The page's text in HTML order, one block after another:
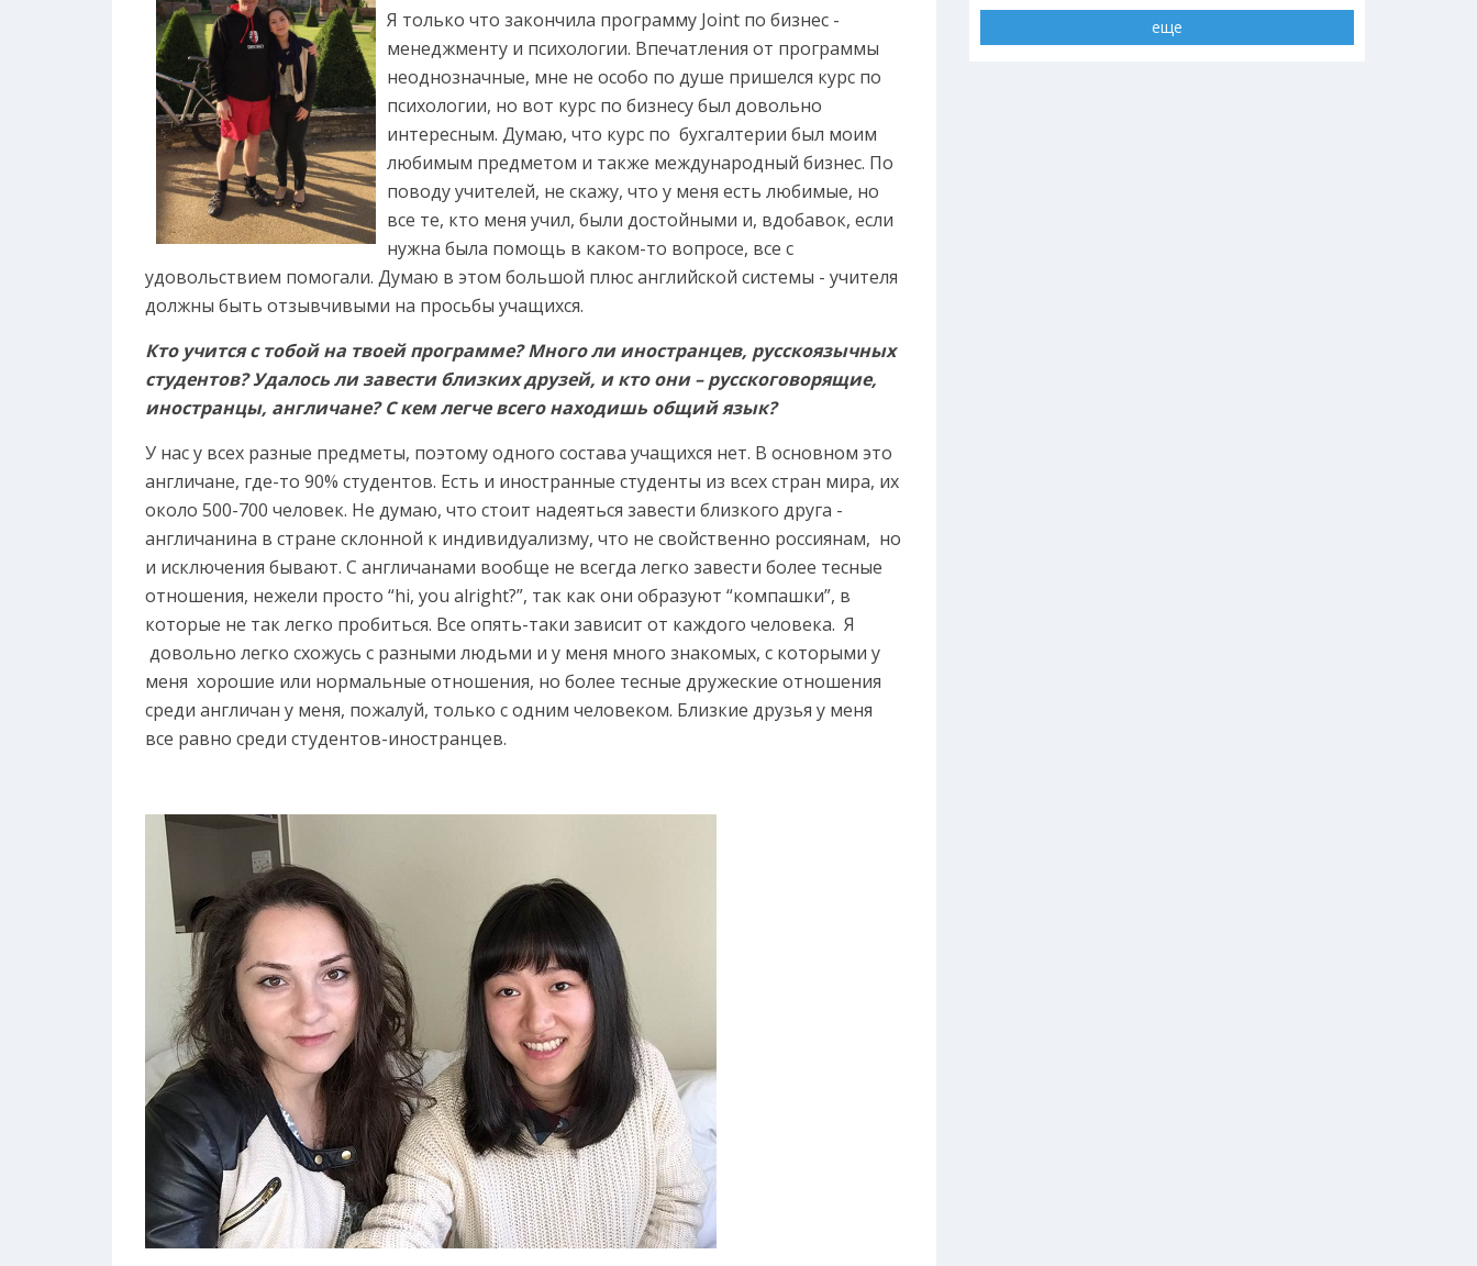
Я только что закончила программу Joint по бизнес -
менеджменту и психологии. Впечатления от программы
неоднозначные, мне не особо по душе пришелся курс по
психологии, но вот курс по бизнесу был довольно
интересным. Думаю, что курс по бухгалтерии был моим
любимым предметом и также международный бизнес. По
поводу учителей, не скажу, что у меня есть любимые, но
все те, кто меня учил, были достойными и, вдобавок, если
нужна была помощь в каком-то вопросе, все с
удовольствием помогали. Думаю в этом большой плюс английской системы - учителя
должны быть отзывчивыми на просьбы учащихся.
Кто учится с тобой на твоей программе? Много ли иностранцев, русскоязычных
студентов? Удалось ли завести близких друзей, и кто они – русскоговорящие,
иностранцы, англичане? С кем легче всего находишь общий язык?
У нас у всех разные предметы, поэтому одного состава учащихся нет. В основном это
англичане, где-то 90% студентов. Есть и иностранные студенты из всех стран мира, их
около 500-700 человек. Не думаю, что стоит надеяться завести близкого друга -
англичанина в стране склонной к индивидуализму, что не свойственно россиянам, но
и исключения бывают. С англичанами вообще не всегда легко завести более тесные
отношения, нежели просто “hi, you alright?”, так как они образуют “компашки”, в
которые не так легко пробиться. Все опять-таки зависит от каждого человека. Я
довольно легко схожусь с разными людьми и у меня много знакомых, с которыми у
меня хорошие или нормальные отношения, но более тесные дружеские отношения
среди англичан у меня, пожалуй, только с одним человеком. Близкие друзья у меня
все равно среди студентов-иностранцев.
еще